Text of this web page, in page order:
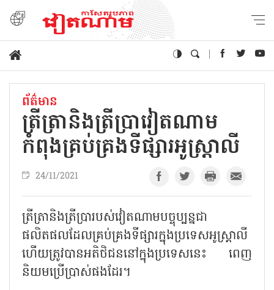
ព័ត៌មាន
ត្រីត្រានិងត្រីប្រាវៀតណាម
កំពុងគ្រប់គ្រងទីផ្សារអូស្ត្រាលី
24/11/2021
ត្រីត្រានិងត្រីប្រារបស់វៀតណាមបច្ចុប្បន្នជា
ផលិតផលដែលគ្រប់គ្រងទីផ្សារក្នុងប្រទេសអូស្ត្រាលី
ហើយត្រូវបានអតិថិជននៅក្នុងប្រទេសនេះ ពេញ
និយមប្រើប្រាស់ផងដែរ។